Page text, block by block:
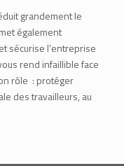
grandement le
également
sécurise l’entreprise
rend infaillible face
rôle : protéger
des travailleurs, au